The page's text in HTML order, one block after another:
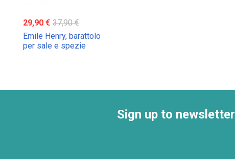
29,90 € 37,90 €
Emile Henry, barattolo
per sale e spezie
Sign up to newsletter